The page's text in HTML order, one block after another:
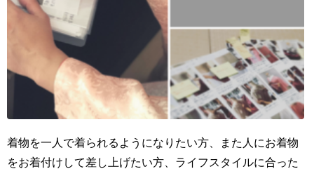
着物を一人で着られるようになりたい方、また人にお着物
をお着付けして差し上げたい方、ライフスタイルに合った